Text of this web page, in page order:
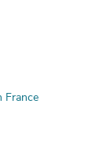
France